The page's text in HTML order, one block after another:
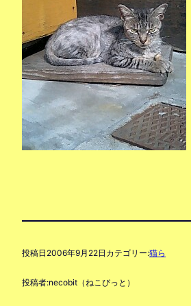
投稿日 2006年9月22日 カテゴリー:猫ら
投稿者:necobit（ねこびっと）